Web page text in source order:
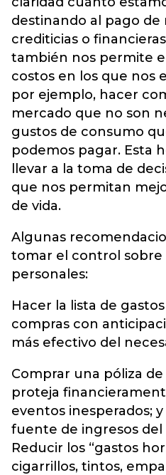
destinando al pago de
crediticias o
también nos permite
costos en los que nos
por ejemplo, hacer
mercado que no son
gustos de consumo
podemos pagar. Esta
llevar a la toma de
que nos permitan
de vida.
Algunas
tomar el control sobre
personales:
Hacer la lista de
compras con
más efectivo del
Comprar una póliza
proteja
eventos inesperados; y
fuente de ingresos
Reducir los “gastos
cigarrillos, tintos,